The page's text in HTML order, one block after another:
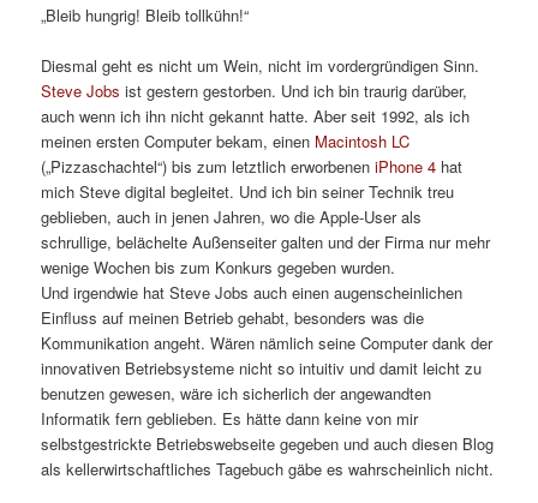
„Bleib hungrig! Bleib tollkühn!“
Diesmal geht es nicht um Wein, nicht im vordergründigen Sinn.
Steve Jobs ist gestern gestorben. Und ich bin traurig darüber,
auch wenn ich ihn nicht gekannt hatte. Aber seit 1992, als ich
meinen ersten Computer bekam, einen Macintosh LC
(„Pizzaschachtel“) bis zum letztlich erworbeneniPhone 4 hat
mich Steve digital begleitet. Und ich bin seiner Technik treu
geblieben, auch in jenen Jahren, wo die Apple-User als
schrullige, belächelte Außenseiter galten und der Firma nur mehr
wenige Wochen bis zum Konkurs gegeben wurden.
Und irgendwie hat Steve Jobs auch einen augenscheinlichen
Einfluss auf meinen Betrieb gehabt, besonders was die
Kommunikation angeht. Wären nämlich seine Computer dank der
innovativen Betriebsysteme nicht so intuitiv und damit leicht zu
benutzen gewesen, wäre ich sicherlich der angewandten
Informatik fern geblieben. Es hätte dann keine von mir
selbstgestrickte Betriebswebseite gegeben und auch diesen Blog
als kellerwirtschaftliches Tagebuch gäbe es wahrscheinlich nicht.